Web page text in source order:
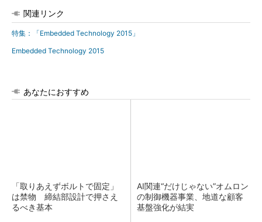
関連リンク
特集：「Embedded Technology 2015」
Embedded Technology 2015
あなたにおすすめ
「取りあえずボルトで固定」
は禁物 締結部設計で押さえ
るべき基本
AI関連“だけじゃない”オムロン
の制御機器事業、地道な顧客
基盤強化が結実